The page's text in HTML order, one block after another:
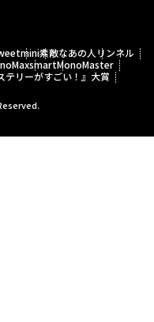
mini素敵なあの人 リンネル
smartMonoMaster
テリーがすごい！』大賞